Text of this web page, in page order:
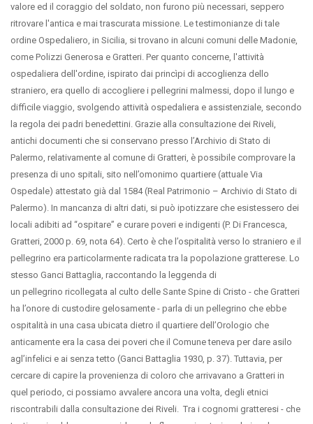
valore ed il coraggio del soldato, non furono più necessari, seppero
ritrovare l'antica e mai trascurata missione. Le testimonianze di tale
ordine Ospedaliero, in Sicilia, si trovano in alcuni comuni delle Madonie,
come Polizzi Generosa e Gratteri. Per quanto concerne, l'attività
ospedaliera dell'ordine, ispirato dai princìpi di accoglienza dello
straniero, era quello di accogliere i pellegrini malmessi, dopo il lungo e
difficile viaggio, svolgendo attività ospedaliera e assistenziale, secondo
la regola dei padri benedettini. Grazie alla consultazione dei Riveli,
antichi documenti che si conservano presso l’Archivio di Stato di
Palermo, relativamente al comune di Gratteri, è possibile comprovare la
presenza di uno spitali, sito nell’omonimo quartiere (attuale Via
Ospedale) attestato già dal 1584 (Real Patrimonio – Archivio di Stato di
Palermo). In mancanza di altri dati, si può ipotizzare che esistessero dei
locali adibiti ad “ospitare” e curare poveri e indigenti (P. Di Francesca,
Gratteri, 2000 p. 69, nota 64). Certo è che l’ospitalità verso lo straniero e il
pellegrino era particolarmente radicata tra la popolazione gratterese. Lo
stesso Ganci Battaglia, raccontando la leggenda di
un pellegrino ricollegata al culto delle Sante Spine di Cristo - che Gratteri
ha l’onore di custodire gelosamente - parla di un pellegrino che ebbe
ospitalità in una casa ubicata dietro il quartiere dell’Orologio che
anticamente era la casa dei poveri che il Comune teneva per dare asilo
agl’infelici e ai senza tetto (Ganci Battaglia 1930, p. 37). Tuttavia, per
cercare di capire la provenienza di coloro che arrivavano a Gratteri in
quel periodo, ci possiamo avvalere ancora una volta, degli etnici
riscontrabili dalla consultazione dei Riveli. Tra i cognomi gratteresi - che